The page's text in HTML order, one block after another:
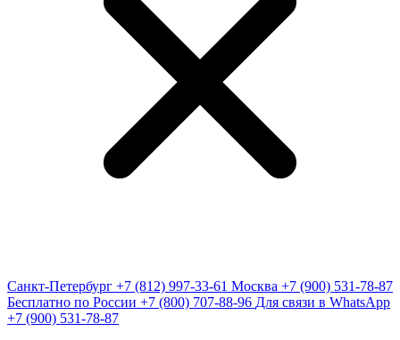
Санкт-Петербург +7 (812) 997-33-61 Москва +7 (900) 531-78-87
Бесплатно по России +7 (800) 707-88-96 Для связи в WhatsApp
+7 (900) 531-78-87